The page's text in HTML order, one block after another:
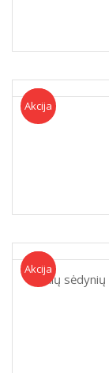
Akcija
Akcija!
Akcija
Akcija!
Galinių